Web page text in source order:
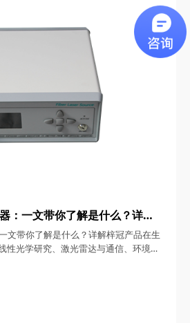
系统、光学相干层析成像（OCT）、光
研究与超快激光等多个领域展现出非凡
梓冠光电...
：一文带你了解是什么？详解
、工业加工、非线性光学研究、
境监测等领域的实际应用
文带你了解是什么？详解梓冠产品在生
性光学研究、激光雷达与通信、环境监
光纤激光器凭借其高功率、短脉冲、
光技术迅猛发展的今天，成为科研与工